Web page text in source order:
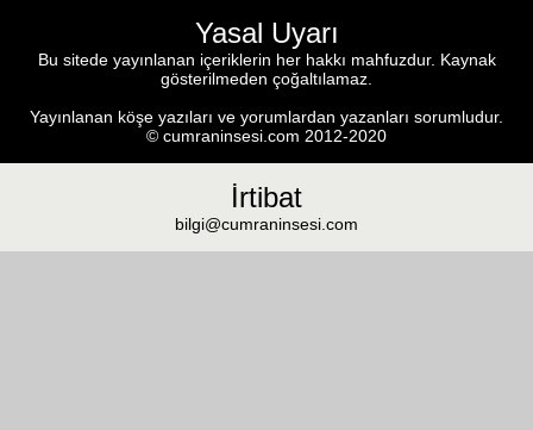
Yasal Uyarı
Bu sitede yayınlanan içeriklerin her hakkı mahfuzdur. Kaynak
gösterilmeden çoğaltılamaz.
Yayınlanan köşe yazıları ve yorumlardan yazanları sorumludur.
© cumraninsesi.com 2012-2020
İrtibat
bilgi@cumraninsesi.com